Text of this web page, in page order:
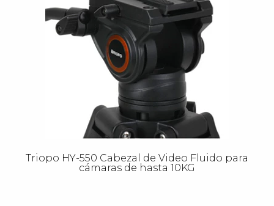
Triopo HY-550 Cabezal de Video Fluido para
cámaras de hasta 10KG